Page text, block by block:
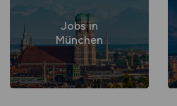
Jobs in
München